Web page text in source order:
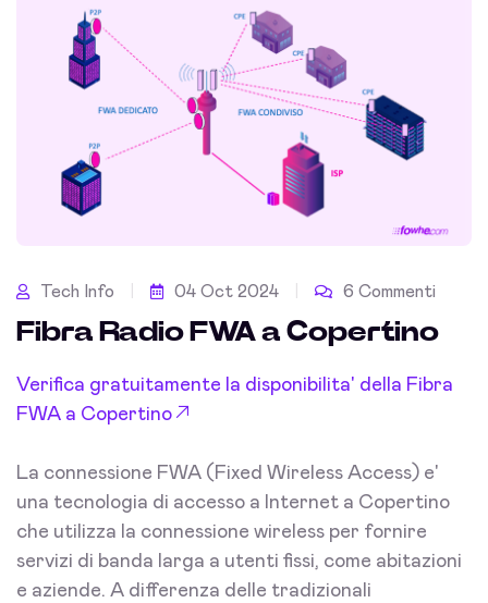
Tech Info 04 Oct 2024 6 Commenti
Fibra Radio FWA a Copertino
Verifica gratuitamente la disponibilita' della Fibra
FWA a Copertino
La connessione FWA (Fixed Wireless Access) e'
una tecnologia di accesso a Internet a Copertino
che utilizza la connessione wireless per fornire
servizi di banda larga a utenti fissi, come abitazioni
e aziende. A differenza delle tradizionali